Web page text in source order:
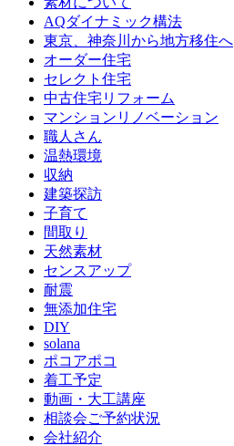
AQダイナミック構法
東京、神奈川から地方移住へ
オーダー住宅
セレクト住宅
中古住宅リフォーム
マンションリノベーション
職人さん
温熱環境
収納
建築探訪
子育て
間取り
天然素材
センスアップ
耐震
無添加住宅
DIY
solana
ポコアポコ
着工予定
動画・大工講座
相談会ご予約状況
会社紹介